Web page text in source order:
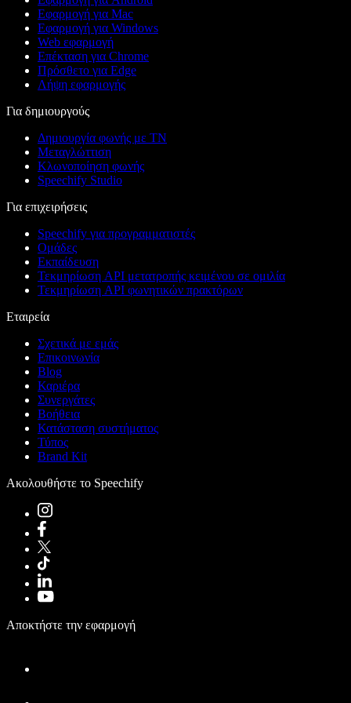
Εφαρμογή για Mac
Εφαρμογή για Windows
Web εφαρμογή
Επέκταση για Chrome
Πρόσθετο για Edge
Λήψη εφαρμογής
Για δημιουργούς
Δημιουργία φωνής με ΤΝ
Μεταγλώττιση
Κλωνοποίηση φωνής
Speechify Studio
Για επιχειρήσεις
Speechify για προγραμματιστές
Ομάδες
Εκπαίδευση
Τεκμηρίωση API μετατροπής κειμένου σε ομιλία
Τεκμηρίωση API φωνητικών πρακτόρων
Εταιρεία
Σχετικά με εμάς
Επικοινωνία
Blog
Καριέρα
Συνεργάτες
Βοήθεια
Κατάσταση συστήματος
Τύπος
Brand Kit
Ακολουθήστε το Speechify
Αποκτήστε την εφαρμογή